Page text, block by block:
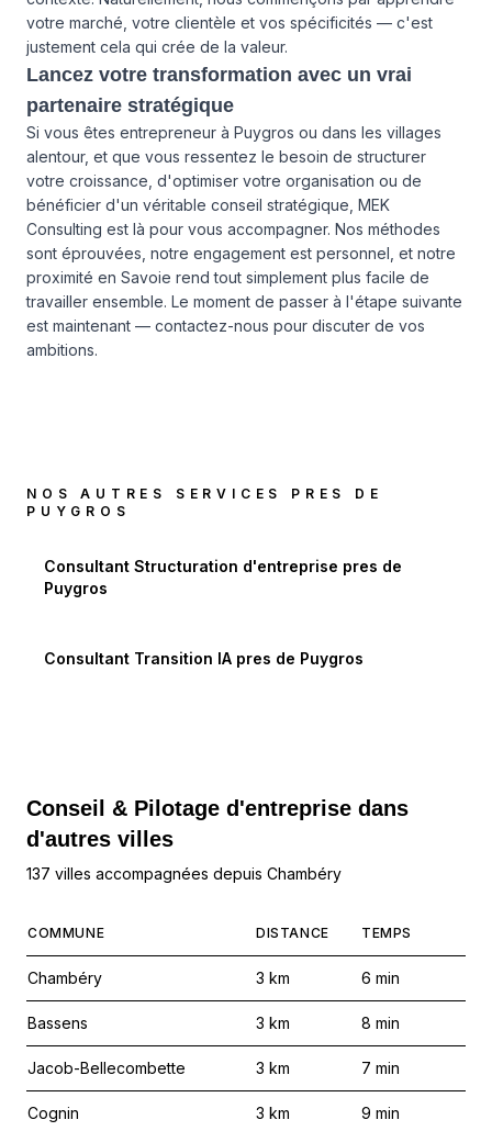
votre marché, votre clientèle et vos spécificités — c'est
justement cela qui crée de la valeur.
Lancez votre transformation avec un vrai
partenaire stratégique
Si vous êtes entrepreneur à Puygros ou dans les villages
alentour, et que vous ressentez le besoin de structurer
votre croissance, d'optimiser votre organisation ou de
bénéficier d'un véritable conseil stratégique, MEK
Consulting est là pour vous accompagner. Nos méthodes
sont éprouvées, notre engagement est personnel, et notre
proximité en Savoie rend tout simplement plus facile de
travailler ensemble. Le moment de passer à l'étape suivante
est maintenant — contactez-nous pour discuter de vos
ambitions.
NOS AUTRES SERVICES PRES DE
PUYGROS
Consultant Structuration d'entreprise pres de
Puygros
Consultant Transition IA pres de Puygros
Conseil & Pilotage d'entreprise dans
d'autres villes
137 villes accompagnées depuis Chambéry
COMMUNE DISTANCE TEMPS
Chambéry 3 km 6 min
Bassens 3 km 8 min
Jacob-Bellecombette 3 km 7 min
Cognin 3 km 9 min